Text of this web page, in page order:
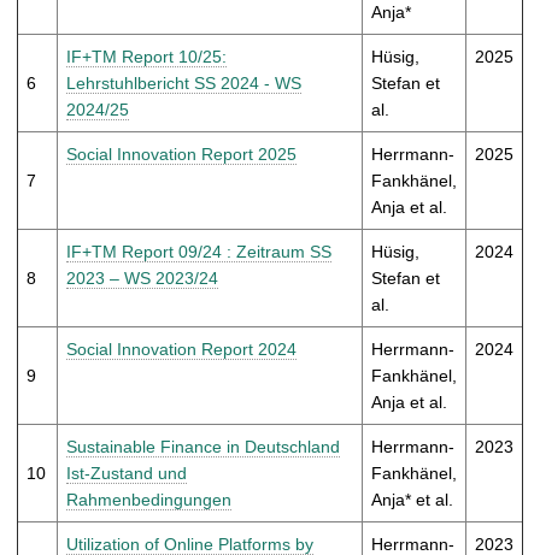
Anja*
6
IF+TM Report 10/25:
Lehrstuhlbericht SS 2024 - WS
2024/25
Hüsig,
Stefan et
al.
2025
7
Social Innovation Report 2025
Herrmann-
Fankhänel,
Anja et al.
2025
8
IF+TM Report 09/24 : Zeitraum SS
2023 – WS 2023/24
Hüsig,
Stefan et
al.
2024
9
Social Innovation Report 2024
Herrmann-
Fankhänel,
Anja et al.
2024
10
Sustainable Finance in Deutschland
Ist-Zustand und
Rahmenbedingungen
Herrmann-
Fankhänel,
Anja* et al.
2023
Utilization of Online Platforms by
Herrmann-
2023